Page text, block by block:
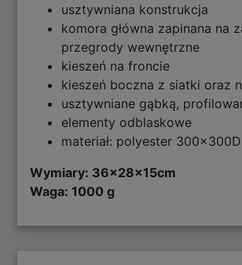
usztywniana konstrukcja
komora główna zapinana na
przegrody wewnętrzne
kieszeń na froncie
kieszeń boczna z siatki oraz
usztywniane gąbką,
elementy odblaskowe
materiał: polyester 300x300D
Wymiary: 36x28x15cm
Waga: 1000 g